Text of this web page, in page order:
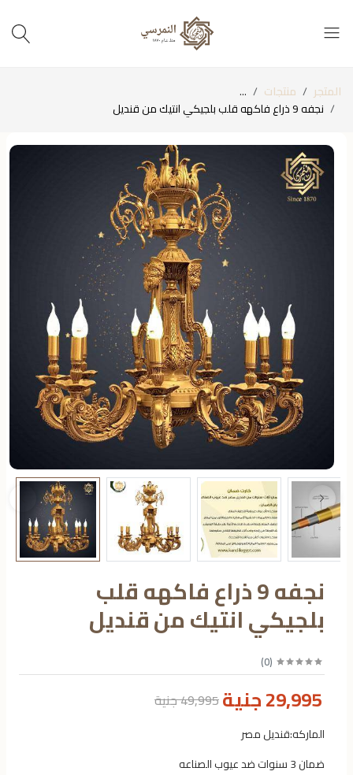
المتجر منتجات
...
نجفه 9 ذراع فاكهه قلب بلجيكي انتيك من قنديل
نجفه 9 ذراع فاكهه قلب
بلجيكي انتيك من قنديل
(
0
)
49,995 جنية 29,995 جنية
الماركه:قنديل مصر
ضمان 3 سنوات ضد عيوب الصناعه